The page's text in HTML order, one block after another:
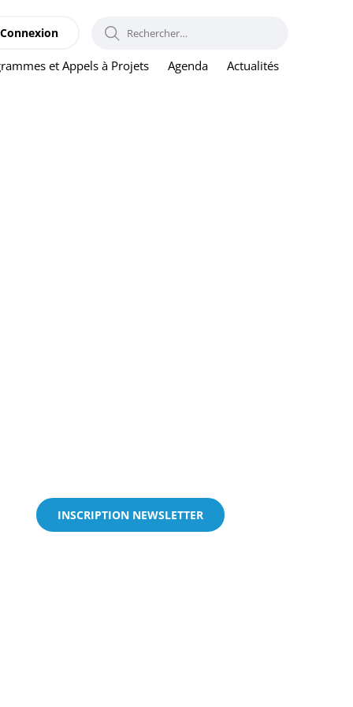
et Appels à Projets Agenda Actualités
Connexion RECHERCHER :
INSCRIPTION NEWSLETTER